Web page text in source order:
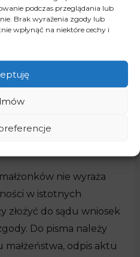
podczas przeglądania lub
Brak wyrażenia zgody lub
wpłynąć na niektóre cechy i
istotnych spraw
opiekuńczego
z reguły
dojrzałości czy stan
nie wyraża
w istotnych
złożyć do sądu wniosek
Do pisma należy
małżeństwa, odpis aktu